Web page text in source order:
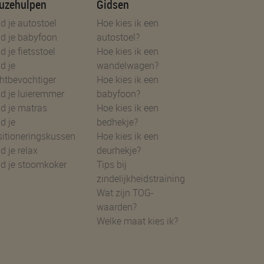
je autostoel
je babyfoon
je fietsstoel
je
je luieremmer
je matras
je
je relax
je stoomkoker
Gidsen
Hoe kies ik een
autostoel?
Hoe kies ik een
wandelwagen?
Hoe kies ik een
babyfoon?
Hoe kies ik een
bedhekje?
Hoe kies ik een
deurhekje?
Tips bij
zindelijkheidstraining
Wat zijn TOG-
waarden?
Welke maat kies ik?